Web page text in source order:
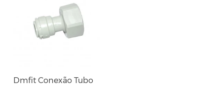
Dmfit Conexão Tubo